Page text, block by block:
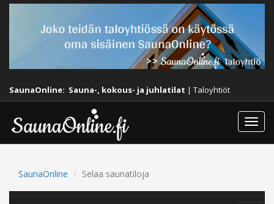
SaunaOnline: Sauna-, kokous- ja juhlatilat | Taloyhtiöt
SaunaOnline Selaa saunatiloja